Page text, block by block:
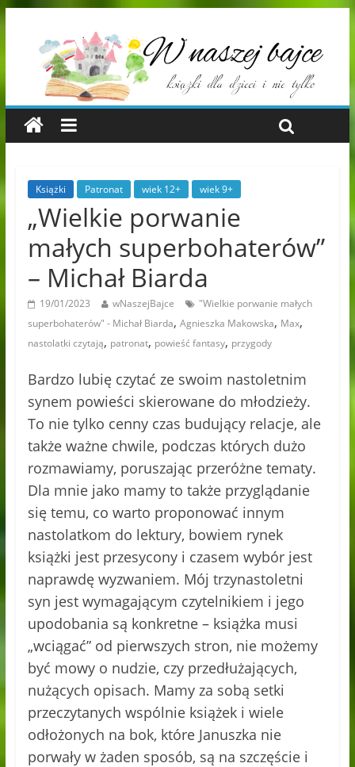
Książki Patronat wiek 12+ wiek 9+
„Wielkie porwanie
małych superbohaterów”
– Michał Biarda
19/01/2023 wNaszejBajce
"Wielkie porwanie małych
superbohaterów" - Michał Biarda, Agnieszka Makowska, Max,
nastolatki czytają, patronat, powieść fantasy, przygody
Bardzo lubię czytać ze swoim nastoletnim
synem powieści skierowane do młodzieży.
To nie tylko cenny czas budujący relacje, ale
także ważne chwile, podczas których dużo
rozmawiamy, poruszając przeróżne tematy.
Dla mnie jako mamy to także przyglądanie
się temu, co warto proponować innym
nastolatkom do lektury, bowiem rynek
książki jest przesycony i czasem wybór jest
naprawdę wyzwaniem. Mój trzynastoletni
syn jest wymagającym czytelnikiem i jego
upodobania są konkretne – książka musi
„wciągać” od pierwszych stron, nie możemy
być mowy o nudzie, czy przedłużających,
nużących opisach. Mamy za sobą setki
przeczytanych wspólnie książek i wiele
odłożonych na bok, które Januszka nie
porwały w żaden sposób, są na szczęście i